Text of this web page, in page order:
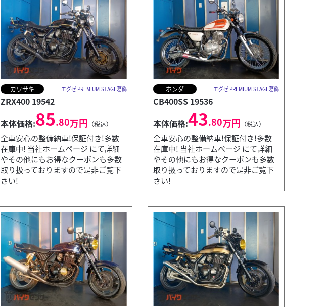
カワサキ エグゼ PREMIUM-STAGE葛飾
ZRX400 19542
本体価格:85.80万円 （税込）
全車安心の整備納車!保証付き!多数
在庫中! 当社ホームページ にて詳細
やその他にもお得なクーポンも多数
取り扱っておりますので是非ご覧下
さい!
ホンダ エグゼ PREMIUM-STAGE葛飾
CB400SS 19536
本体価格:43.80万円 （税込）
全車安心の整備納車!保証付き!多数
在庫中! 当社ホームページ にて詳細
やその他にもお得なクーポンも多数
取り扱っておりますので是非ご覧下
さい!